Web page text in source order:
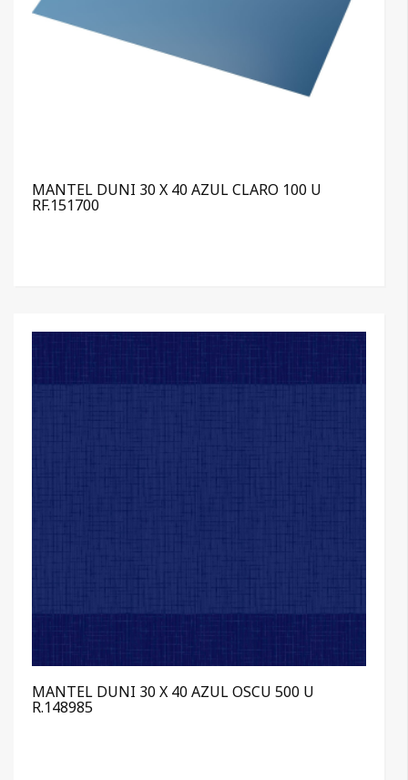
MANTEL DUNI 30 X 40 AZUL CLARO 100 U
RF.151700
MANTEL DUNI 30 X 40 AZUL OSCU 500 U
R.148985